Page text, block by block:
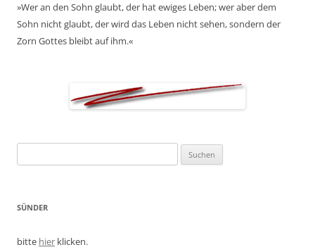
»Wer an den Sohn glaubt, der hat ewiges Leben; wer aber dem
Sohn nicht glaubt, der wird das Leben nicht sehen, sondern der
Zorn Gottes bleibt auf ihm.«
nach:
SÜNDER
bitte hier klicken.